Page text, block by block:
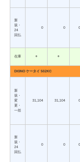
新
規・
24
回払
0 0 0
在庫 ○ ○
DIGNO ケータイ 502KC
新
規・
変
更・
一括
31,104 31,104 0
新
規・
24
回払
0 0 0